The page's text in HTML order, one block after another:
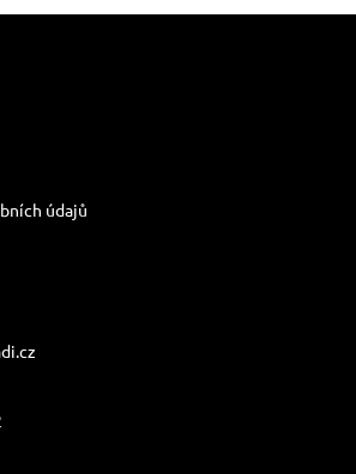
údajů